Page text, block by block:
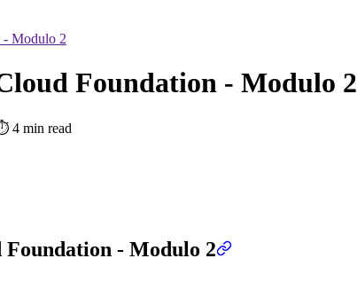
- Modulo 2
Foundation - Modulo 2
4 min read
Foundation - Modulo 2